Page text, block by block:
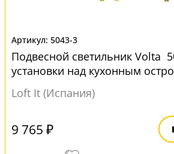
5043-3
Подвесной светильник Volta
установки над кухонным
Loft It (Испания)
9 765 ₽